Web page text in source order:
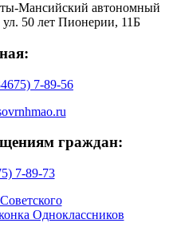
Мансийский автономный
50 лет Пионерии, 11Б
7-89-56
граждан:
7-89-73